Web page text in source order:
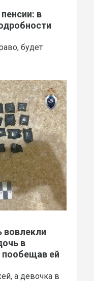
в
будет
вовлекли
в
пообещав ей
а девочка в